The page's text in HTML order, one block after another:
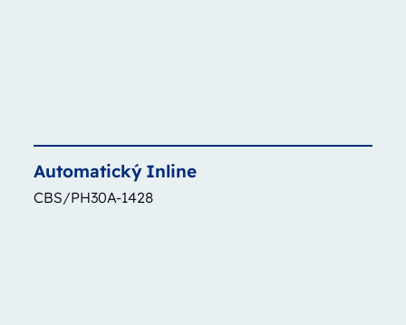
Automatický Inline
CBS/PH30A-1428